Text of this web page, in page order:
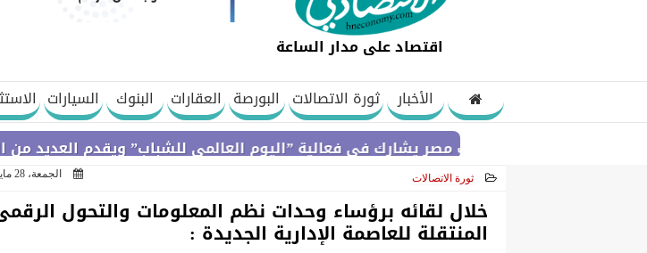
اقتصاد على مدار الساعة
الأخبار
ثورة الاتصالات البورصة العقارات البنوك السيارات
بنك مصر يشارك في فعالية ”اليوم العالمي للشباب” ويقدم العديد من العروض
ثورة الاتصالات الجمعة، 28 مايو 2021
خلال لقائه برؤساء وحدات نظم المعلومات والتحول
المنتقلة للعاصمة الإدارية الجديدة :